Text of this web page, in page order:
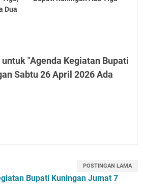
Dua
"Agenda Kegiatan Bupati
Sabtu 26 April 2026 Ada
POSTINGAN LAMA
Bupati Kuningan Jumat 7